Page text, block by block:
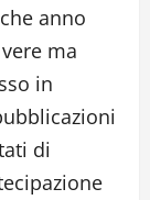
anno
ma
in
di